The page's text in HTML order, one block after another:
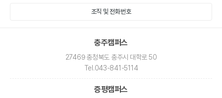
조직 및 전화번호
충주캠퍼스
27469 충청북도 충주시 대학로 50
Tel .043-841-5114
증평캠퍼스